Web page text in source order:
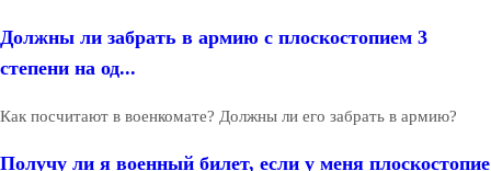
Должны ли забрать в армию с плоскостопием 3
степени на од...
Как посчитают в военкомате? Должны ли его забрать в армию?
Получу ли я военный билет, если у меня плоскостопие